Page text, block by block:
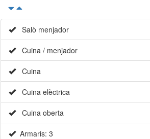
Salò menjador
Cuina / menjador
Cuina
Cuina elèctrica
Cuina oberta
Armaris: 3